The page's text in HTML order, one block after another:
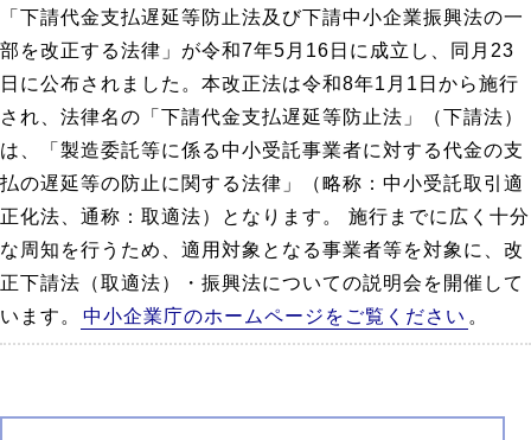
「下請代金支払遅延等防止法及び下請中小企業振興法の一
部を改正する法律」が令和7年5月16日に成立し、同月23
日に公布されました。本改正法は令和8年1月1日から施行
され、法律名の「下請代金支払遅延等防止法」（下請法）
は、「製造委託等に係る中小受託事業者に対する代金の支
払の遅延等の防止に関する法律」（略称：中小受託取引適
正化法、通称：取適法）となります。 施行までに広く十分
な周知を行うため、適用対象となる事業者等を対象に、改
正下請法（取適法）・振興法についての説明会を開催して
います。
中小企業庁のホームページをご覧ください 。